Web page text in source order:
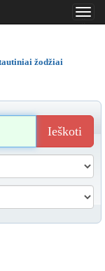
..
..
žodžiai
Ieškoti